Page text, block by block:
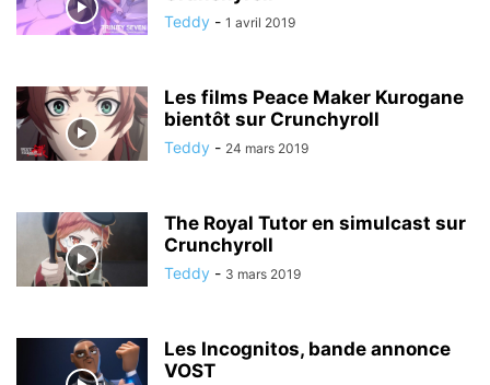
Teddy - 1 avril 2019
Les films Peace Maker Kurogane
bientôt sur Crunchyroll
Teddy - 24 mars 2019
The Royal Tutor en simulcast sur
Crunchyroll
Teddy - 3 mars 2019
Les Incognitos, bande annonce
VOST